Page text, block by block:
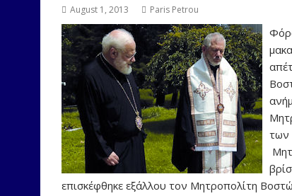
August 1, 2013 Paris Petrou
των
επισκέφθηκε εξάλλου τον Μητροπολίτη